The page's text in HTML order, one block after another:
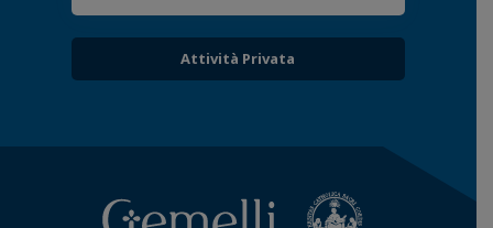
Attività Privata